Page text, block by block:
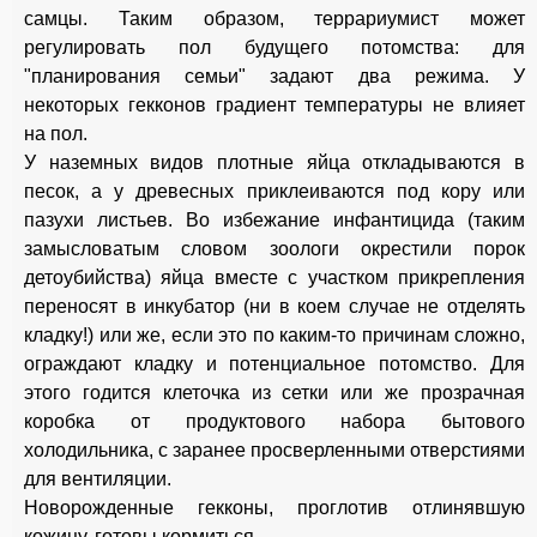
самцы. Таким образом, террариумист может
регулировать пол будущего потомства: для
"планирования семьи" задают два режима. У
некоторых гекконов градиент температуры не влияет
на пол.
У наземных видов плотные яйца откладываются в
песок, а у древесных приклеиваются под кору или
пазухи листьев. Во избежание инфантицида (таким
замысловатым словом зоологи окрестили порок
детоубийства) яйца вместе с участком прикрепления
переносят в инкубатор (ни в коем случае не отделять
кладку!) или же, если это по каким-то причинам сложно,
ограждают кладку и потенциальное потомство. Для
этого годится клеточка из сетки или же прозрачная
коробка от продуктового набора бытового
холодильника, с заранее просверленными отверстиями
для вентиляции.
Новорожденные гекконы, проглотив отлинявшую